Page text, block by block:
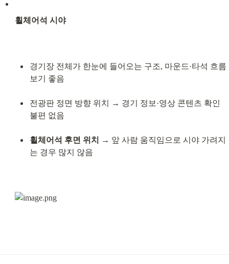
휠체어석 시야
경기장 전체가 한눈에 들어오는 구조, 마운드·타석 흐름
보기 좋음
전광판 정면 방향 위치 → 경기 정보·영상 콘텐츠 확인
불편 없음
휠체어석 후면 위치
→ 앞 사람 움직임으로 시야 가려지
는 경우 많지 않음